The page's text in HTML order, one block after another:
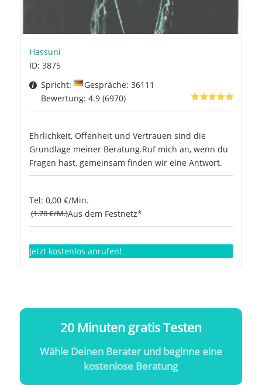
Hassuni
ID: 3875
Spricht:
Gespräche: 36111
Bewertung: 4.9 (6970)
Ehrlichkeit, Offenheit und Vertrauen sind die
Grundlage meiner Beratung.Ruf mich an, wenn du
Fragen hast, gemeinsam finden wir eine Antwort.
Tel: 0,00 €/Min.
(1.78 €/M.)Aus dem Festnetz*
Jetzt kostenlos anrufen!
20 Minuten gratis Testen
Wähle Deinen Berater und beginne eine
kostenlose Beratung